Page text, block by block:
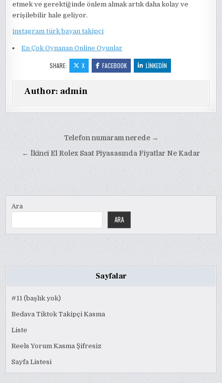
etmek ve gerektiğinde önlem almak artık daha kolay ve
erişilebilir hale geliyor.
instagram türk bayan takipçi
En Çok Oynanan Online Oyunlar
SHARE: X FACEBOOK LINKEDIN
Author: admin
gezinmesi
Telefon numaram nerede →
← İkinci El Rolex Saat Piyasasında Fiyatlar Ne Kadar
Ara
ARA
Sayfalar
#11 (başlık yok)
Bedava Tiktok Takipçi Kasma
Liste
Reels Yorum Kasma Şifresiz
Sayfa Listesi